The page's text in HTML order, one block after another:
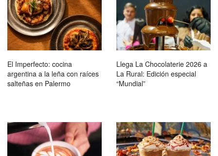
El Imperfecto: cocina
argentina a la leña con raíces
salteñas en Palermo
Llega La Chocolaterie 2026 a
La Rural: Edición especial
“Mundial”